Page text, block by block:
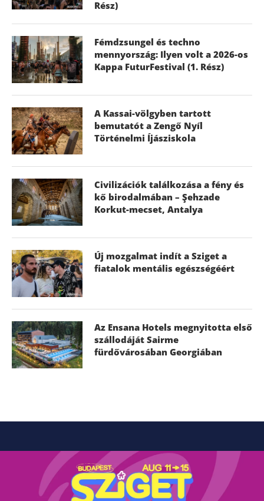
Rész)
Fémdzsungel és techno
mennyország: Ilyen volt a 2026-os
Kappa FuturFestival (1. Rész)
A Kassai-völgyben tartott
bemutatót a Zengő Nyíl
Történelmi Íjásziskola
Civilizációk találkozása a fény és
kő birodalmában – Şehzade
Korkut-mecset, Antalya
Új mozgalmat indít a Sziget a
fiatalok mentális egészségéért
Az Ensana Hotels megnyitotta első
szállodáját Sairme
fürdővárosában Georgiában